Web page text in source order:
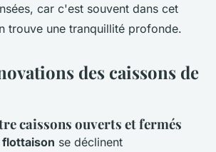
car c'est souvent dans cet
trouve une tranquillité profonde.
des caissons de
caissons ouverts et fermés
flottaison se déclinent